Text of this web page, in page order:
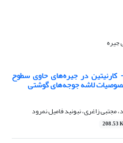
جیره
کارنیتین در جیره‌های حاوی سطوح
لاشه جوجه‌های گوشتی
مجتبی زاغری، نبونید فامیل نمرود
208.53